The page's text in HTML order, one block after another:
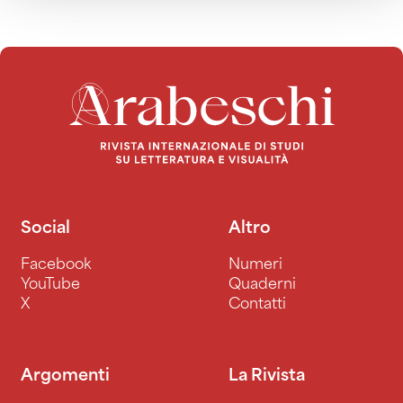
Social
Facebook
YouTube
X
Altro
Numeri
Quaderni
Contatti
Argomenti La Rivista